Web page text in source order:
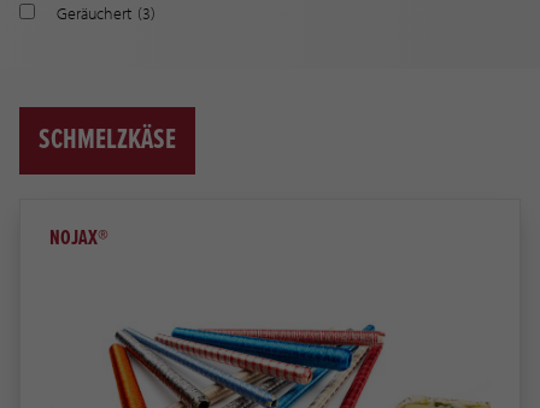
Geräuchert (3)
SCHMELZKÄSE
NOJAX®